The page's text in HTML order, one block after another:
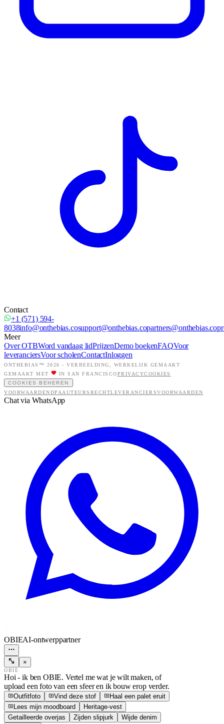
Contact
+1 (571) 594-
8038info@onthebias.cosupport@onthebias.copartners@onthebias.co
Meer
Over OTBWord vandaag lidPrijzenDemo boekenFAQVoor
leveranciersVoor scholenContactInloggen
ONTHEBIAS™ 2026 - VERBEELDING, WERKELIJK GEMAAKT
GEMAAKT MET
IN SAN FRANCISCOPRIVACYCOOKIES
COOKIES BEHEREN
VOORWAARDENDPA AUTEURSRECHTLEVERANCIERSVOORWAARDEN
Chat via WhatsApp
OBIEAI-ontwerppartner
×
OBIE
Hoi - ik ben OBIE. Vertel me wat je wilt maken, of
upload een foto van een sfeer en ik bouw erop verder.
Outfitfoto Vind deze stof
Haal een palet eruit
Lees mijn moodboard
Heritage-vest
Getailleerde overjas
Zijden slipjurk
Wijde denim